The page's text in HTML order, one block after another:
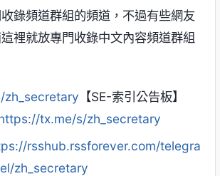
錄頻道群組的頻道，不過有些網友
裡就放專門收錄中文內容頻道群組
【SE-索引公告板】
tx.me/s/zh_secretary
rsshub.rssforever.com/telegra
zh_secretary